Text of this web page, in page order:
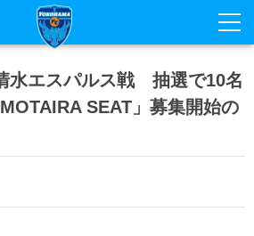
水エスパルス戦 抽選で10名
SEAT」募集開始の